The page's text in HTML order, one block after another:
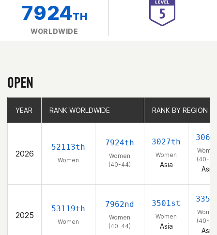
7924TH
WORLDWIDE
OPEN
YEAR RANK WORLDWIDE RANK BY REGION
2026
52113th
Women
7924th
Women
(40-44)
3027th
Women
Asia
(40-
Asia
2025
53119th
Women
7962nd
Women
(40-44)
3501st
Women
Asia
(40-
Asia
YEAR RANK WORLDWIDE RANK BY REGION